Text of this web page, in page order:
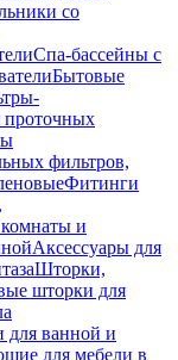
со
Спа-бассейны с
Бытовые
фильтров,
Фитинги
и
Аксессуары для
Шторки,
шторки для
для ванной и
для мебели в